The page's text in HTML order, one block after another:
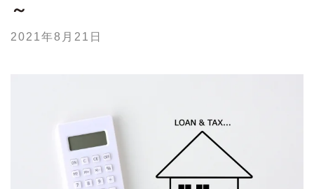
～
2021年8月21日